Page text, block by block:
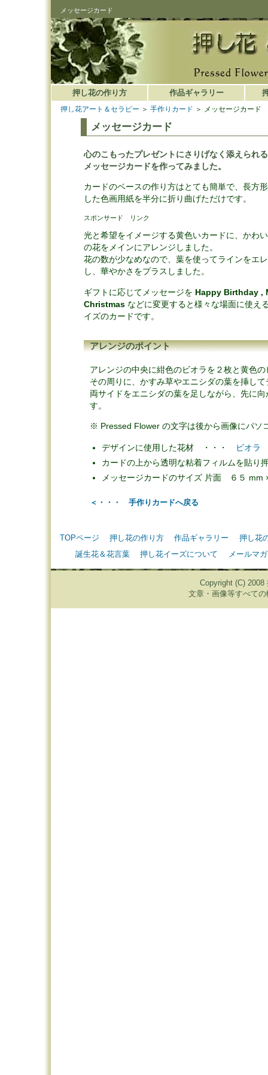
メッセージカード
押し花アート＆セラピー ＞ 手作りカード ＞ メッセージカード
メッセージカード
心のこもったプレゼントにさりげなく添えられ
メッセージカードを作ってみました。
カードのベースの作り方はとても簡単で、長方
した色画用紙を半分に折り曲げただけです。
スポンサード リンク
光と希望をイメージする黄色いカードに、かわ
の花をメインにアレンジしました。
花の数が少なめなので、葉を使ってラインをエ
し、華やかさをプラスしました。
ギフトに応じてメッセージを Happy Birthday ,
Christmas などに変更すると様々な場面に使え
イズのカードです。
アレンジのポイント
アレンジの中央に紺色のビオラを２枚と黄色
その周りに、かすみ草やエニシダの葉を挿し
両サイドをエニシダの葉を足しながら、先に
す。
※ Pressed Flower の文字は後から画像にパソ
デザインに使用した花材 ・・・ ビオラ
カードの上から透明な粘着フィルムを貼り
メッセージカードのサイズ 片面 ６５ mm
＜・・・ 手作りカードへ戻る
TOPページ 押し花の作り方 作品ギャラリー
押し花
誕生花＆花言葉
押し花イーズについて メールマ
Copyright (C)
文章・画像等すべて
押し花の作り方 作品ギャラリー